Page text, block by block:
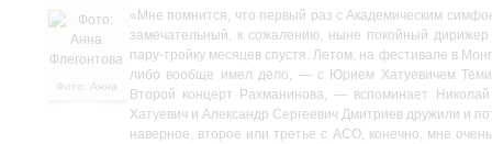
Фото: Анна
«Мне помнится, что первый раз с Академическим
замечательный, к сожалению, ныне покойный
пару-тройку месяцев спустя. Летом, на фестивале в
либо вообще имел дело, — с Юрием Хатуевичем
Второй концерт Рахманинова, — вспоминает
Хатуевич и Александр Сергеевич Дмитриев дружили и
наверное, второе или третье с АСО, конечно, мне